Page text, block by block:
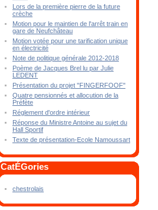
Lors de la première pierre de la future
crèche
Motion pour le maintien de l'arrêt train en
gare de Neufchâteau
Motion votée pour une tarification unique
en électricité
Note de politique générale 2012-2018
Poème de Jacques Brel lu par Julie
LEDENT
Présentation du projet "FINGERFOOF"
Quatre pensionnés et allocution de la
Préfète
Réglement d'ordre intérieur
Réponse du Ministre Antoine au sujet du
Hall Sportif
Texte de présentation-Ecole Namoussart
CatÉGories
chestrolais